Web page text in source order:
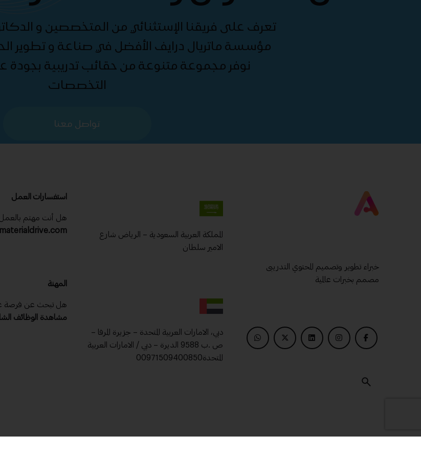
تعرف على فريقنا الإستثنائي من المتخصصين و
مؤسسة ماتريال درايف الأفضل في صناعة و تطوير
نوفر مجموعة متنوعة من حقائب تدريبية
التخصصات
تواصل معنا
خبراء تطوير وتصميم المحتوي التدريبى
مصمم بخبرات عالمية
المملكة العربية السعودية – الرياض شارع
الامير سلطان
دبي، الامارات العربية المتحدة – جزيرة المرفا –
ص .ب 9588 الديرة – دبي / الامارات العربية
المتحدة00971509400850
استفسارات العمل
هل أنت مهتم
المهنة
هل تبحث عن فرصة
مشاهدة الوظائف